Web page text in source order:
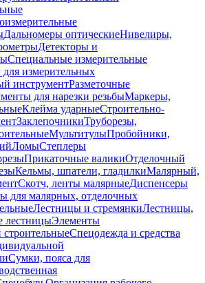
Дальномеры оптическиеНивелиры,
Детекторы и
Специальные измерительные
для измерительных
инструментРазметочные
для нарезки резьбыМаркеры,
Клейма ударныеСтроительно-
ЗаклепочникиТруборезы,
МультитулыПробойники,
ЛомыСтеплеры
Прикаточные валикиОтделочный
Кельмы, шпатели, гладилкиМалярный,
Скотч, ленты малярныеДиспенсеры
для малярных, отделочных
Лестницы и стремянкиЛестницы,
лестницыЭлементы
Спецодежда и средства
Сумки, пояса для